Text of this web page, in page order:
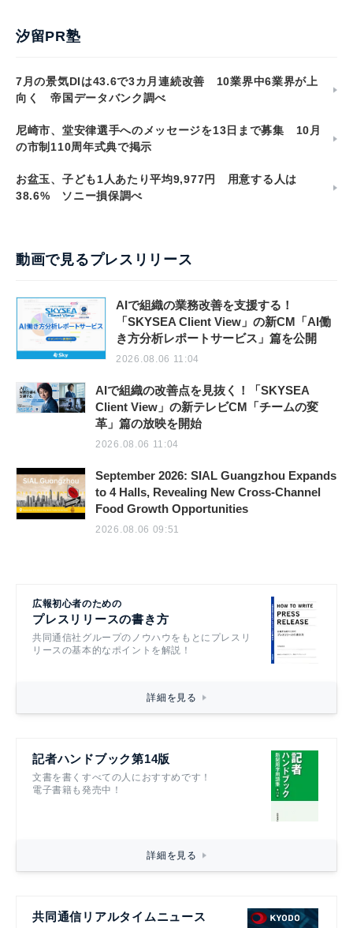
汐留PR塾
7月の景気DIは43.6で3カ月連続改善 10業界中6業界が上
向く 帝国データバンク調べ
尼崎市、堂安律選手へのメッセージを13日まで募集 10月
の市制110周年式典で掲示
お盆玉、子ども1人あたり平均9,977円 用意する人は
38.6% ソニー損保調べ
動画で見るプレスリリース
AIで組織の業務改善を支援する！
「SKYSEA Client View」の新CM「AI働
き方分析レポートサービス」篇を公開
2026.08.06 11:04
AIで組織の改善点を見抜く！「SKYSEA
Client View」の新テレビCM「チームの変
革」篇の放映を開始
2026.08.06 11:04
September 2026: SIAL Guangzhou Expands
to 4 Halls, Revealing New Cross-Channel
Food Growth Opportunities
2026.08.06 09:51
広報初心者のための
プレスリリースの書き方
共同通信社グループのノウハウをもとにプレスリ
リースの基本的なポイントを解説！
詳細を見る
記者ハンドブック第14版
文書を書くすべての人におすすめです！
電子書籍も発売中！
詳細を見る
共同通信リアルタイムニュース